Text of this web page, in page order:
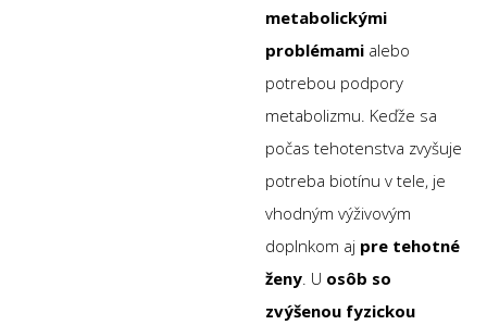
metabolickými
problémami alebo
potrebou podpory
metabolizmu. Keďže sa
počas tehotenstva zvyšuje
potreba biotínu v tele, je
vhodným výživovým
doplnkom aj pre tehotné
ženy . U osôb so
zvýšenou fyzickou